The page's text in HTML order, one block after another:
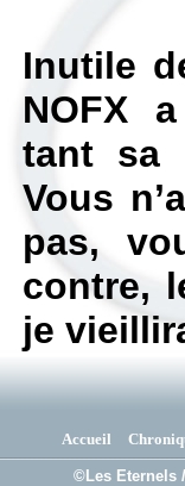
Inutile
NOFX
tant sa
Vous
pas,
contre,
je
Accueil
©Les Eternels